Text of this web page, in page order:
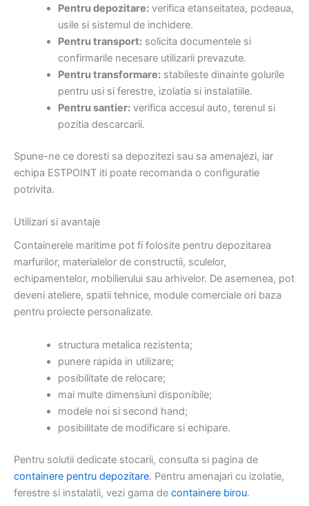
Pentru depozitare:verifica etanseitatea, podeaua,
usile si sistemul de inchidere.
Pentru transport:solicita documentele si
confirmarile necesare utilizarii prevazute.
Pentru transformare:stabileste dinainte golurile
pentru usi si ferestre, izolatia si instalatiile.
Pentru santier:verifica accesul auto, terenul si
pozitia descarcarii.
Spune-ne ce doresti sa depozitezi sau sa amenajezi, iar
echipa ESTPOINT iti poate recomanda o configuratie
potrivita.
Utilizari si avantaje
Containerele maritime pot fi folosite pentru depozitarea
marfurilor, materialelor de constructii, sculelor,
echipamentelor, mobilierului sau arhivelor. De asemenea, pot
deveni ateliere, spatii tehnice, module comerciale ori baza
pentru proiecte personalizate.
structura metalica rezistenta;
punere rapida in utilizare;
posibilitate de relocare;
mai multe dimensiuni disponibile;
modele noi si second hand;
posibilitate de modificare si echipare.
Pentru solutii dedicate stocarii, consulta si pagina de
containere pentru depozitare. Pentru amenajari cu izolatie,
ferestre si instalatii, vezi gama de containere birou.